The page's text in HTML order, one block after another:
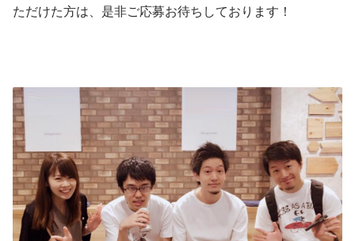
ただけた方は、是非ご応募お待ちしております！